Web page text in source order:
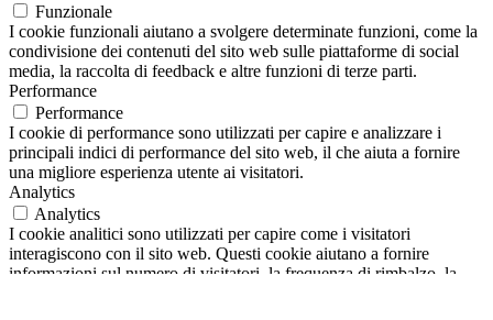
Funzionale
I cookie funzionali aiutano a svolgere determinate funzioni, come la
condivisione dei contenuti del sito web sulle piattaforme di social
media, la raccolta di feedback e altre funzioni di terze parti.
Performance
Performance
I cookie di performance sono utilizzati per capire e analizzare i
principali indici di performance del sito web, il che aiuta a fornire
una migliore esperienza utente ai visitatori.
Analytics
Analytics
I cookie analitici sono utilizzati per capire come i visitatori
interagiscono con il sito web. Questi cookie aiutano a fornire
informazioni sul numero di visitatori, la frequenza di rimbalzo, la